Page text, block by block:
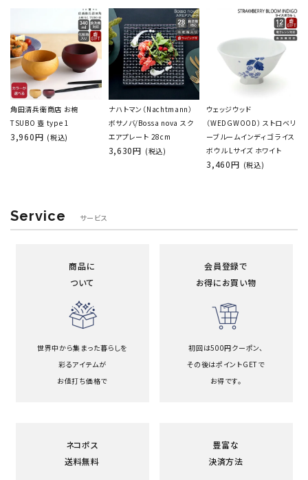
角田清兵衛商店 お椀
TSUBO 壺 type 1
3,960円 (税込)
ナハトマン（Nachtmann）
ボサノバ/Bossa nova スク
エアプレート 28cm
3,630円 (税込)
ウェッジウッド
（WEDGWOOD） ストロベリ
ーブルームインディゴ ライス
ボウル Lサイズ ホワイト
3,460円 (税込)
Service サービス
商品に
ついて
世界中から集まった暮らしを
彩るアイテムが
お値打ち価格で
会員登録で
お得にお買い物
初回は500円クーポン、
その後はポイントGETで
お得です。
ネコポス
送料無料
豊富な
決済方法